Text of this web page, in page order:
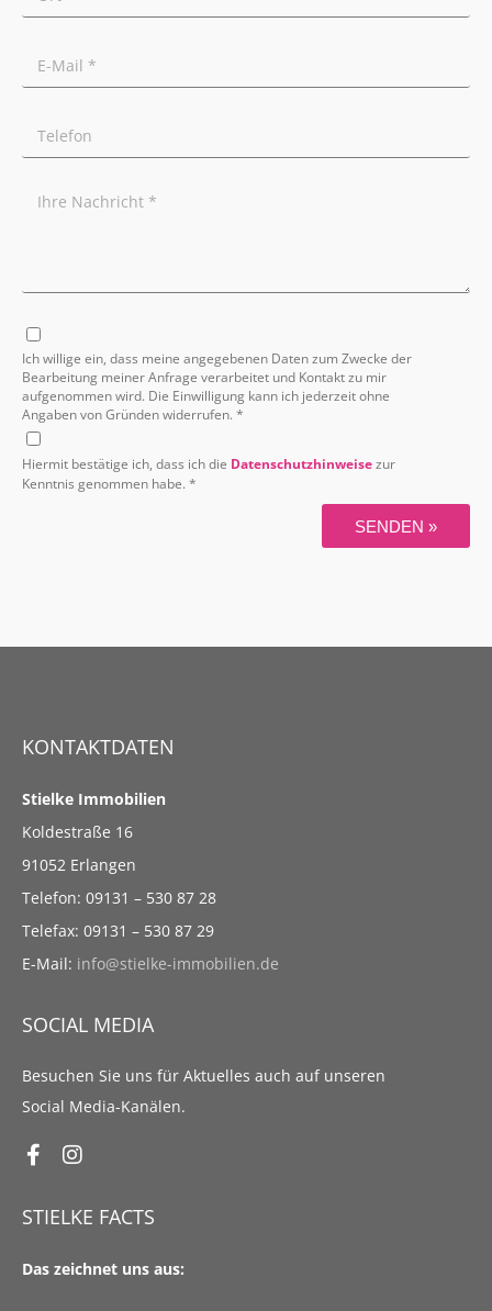
KONTAKTDATEN
Stielke Immobilien
Koldestraße 16
91052 Erlangen
Telefon: 09131 – 530 87 28
Telefax: 09131 – 530 87 29
E-Mail: info@stielke-immobilien.de
SOCIAL MEDIA
Besuchen Sie uns für Aktuelles auch auf unseren
Social Media-Kanälen.
STIELKE FACTS
Das zeichnet uns aus:
Ich willige ein, dass meine angegebenen Daten zum Zwecke der
Bearbeitung meiner Anfrage verarbeitet und Kontakt zu mir
aufgenommen wird. Die Einwilligung kann ich jederzeit ohne
Angaben von Gründen widerrufen. *
Hiermit bestätige ich, dass ich die Datenschutzhinweisezur
Kenntnis genommen habe. *
SENDEN »